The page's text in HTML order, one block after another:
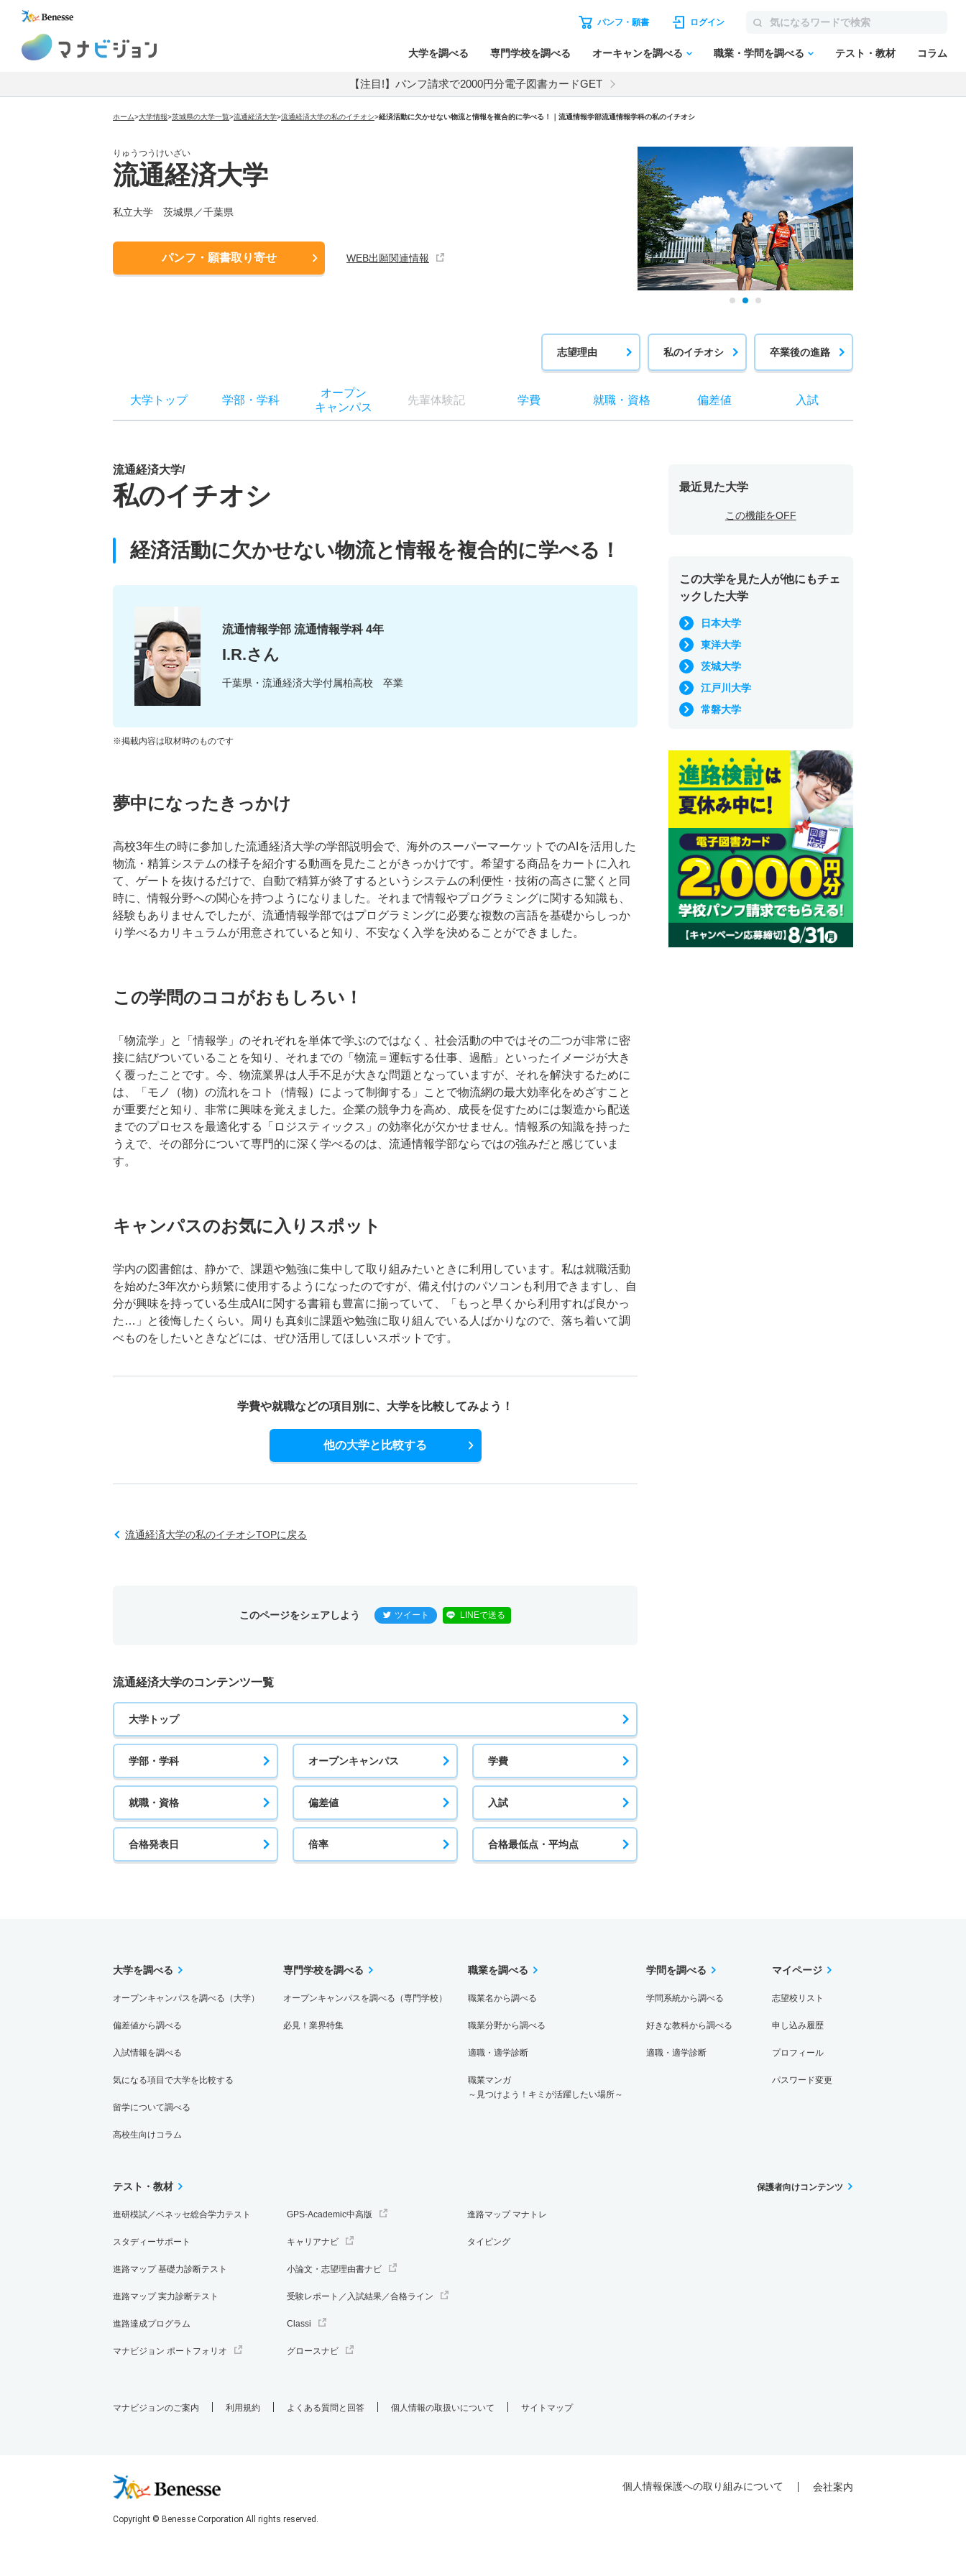
パンフ・願書 ログイン
大学を調べる 専門学校を調べる オーキャンを調べる 職業・学問を調べる テスト・教材 コラム
【注目!】パンフ請求で2000円分電子図書カードGET
ホーム>大学情報>茨城県の大学一覧>流通経済大学>流通経済大学の私のイチオシ>経済活動に欠かせない物流と情報を複合的に学べる！｜流通情報学部流通情報学科の私のイチオシ
りゅうつうけいざい
流通経済大学
私立大学 茨城県／千葉県
パンフ・願書取り寄せ WEB出願関連情報
志望理由 私のイチオシ 卒業後の進路
大学トップ 学部 ・ 学科
オープン
キャンパス
先輩体験記 学費 就職・ 資格 偏差値 入試
流通経済大学/
私のイチオシ
経済活動に欠かせない物流と情報を複合的に学べる！
流通情報学部 流通情報学科 4年
I.R.さん
千葉県・流通経済大学付属柏高校 卒業
※掲載内容は取材時のものです
夢中になったきっかけ
高校3年生の時に参加した流通経済大学の学部説明会で、海外のスーパーマーケットでのAIを活用した
物流・精算システムの様子を紹介する動画を見たことがきっかけです。希望する商品をカートに入れ
て、ゲートを抜けるだけで、自動で精算が終了するというシステムの利便性・技術の高さに驚くと同
時に、情報分野への関心を持つようになりました。それまで情報やプログラミングに関する知識も、
経験もありませんでしたが、流通情報学部ではプログラミングに必要な複数の言語を基礎からしっか
り学べるカリキュラムが用意されていると知り、不安なく入学を決めることができました。
この学問のココがおもしろい！
「物流学」と「情報学」のそれぞれを単体で学ぶのではなく、社会活動の中ではその二つが非常に密
接に結びついていることを知り、それまでの「物流＝運転する仕事、過酷」といったイメージが大き
く覆ったことです。今、物流業界は人手不足が大きな問題となっていますが、それを解決するために
は、「モノ（物）の流れをコト（情報）によって制御する」ことで物流網の最大効率化をめざすこと
が重要だと知り、非常に興味を覚えました。企業の競争力を高め、成長を促すためには製造から配送
までのプロセスを最適化する「ロジスティックス」の効率化が欠かせません。情報系の知識を持った
うえで、その部分について専門的に深く学べるのは、流通情報学部ならではの強みだと感じていま
す。
キャンパスのお気に入りスポット
学内の図書館は、静かで、課題や勉強に集中して取り組みたいときに利用しています。私は就職活動
を始めた3年次から頻繁に使用するようになったのですが、備え付けのパソコンも利用できますし、自
分が興味を持っている生成AIに関する書籍も豊富に揃っていて、「もっと早くから利用すれば良かっ
た…」と後悔したくらい。周りも真剣に課題や勉強に取り組んでいる人ばかりなので、落ち着いて調
べものをしたいときなどには、ぜひ活用してほしいスポットです。
学費や就職などの項目別に、 大学を比較してみよう！
他の大学と比較する
流通経済大学の私のイチオシTOPに戻る
このページをシェアしよう ツイート LINEで送る
流通経済大学のコンテンツ一覧
大学トップ
学部・学科 オープンキャンパス 学費
就職・資格 偏差値 入試
合格発表日 倍率 合格最低点・平均点
最近見た大学
この機能をOFF
この大学を見た人が他にもチェ
ックした大学
日本大学
東洋大学
茨城大学
江戸川大学
常磐大学
大学を調べる
オープンキャンパスを調べる（大学）
偏差値から調べる
入試情報を調べる
気になる項目で大学を比較する
留学について調べる
高校生向けコラム
専門学校を調べる
オープンキャンパスを調べる（専門学校）
必見！業界特集
職業を調べる
職業名から調べる
職業分野から調べる
適職・適学診断
職業マンガ
～見つけよう！キミが活躍したい場所～
学問を調べる
学問系統から調べる
好きな教科から調べる
適職・適学診断
マイページ
志望校リスト
申し込み履歴
プロフィール
パスワード変更
テスト・教材
進研模試／ベネッセ総合学力テスト
スタディーサポート
進路マップ 基礎力診断テスト
進路マップ 実力診断テスト
進路達成プログラム
マナビジョン ポートフォリオ
GPS-Academic中高版
キャリアナビ
小論文・志望理由書ナビ
受験レポート／入試結果／合格ライン
Classi
グロースナビ
進路マップ マナトレ
タイピング
保護者向けコンテンツ
マナビジョンのご案内 利用規約 よくある質問と回答 個人情報の取扱いについて サイトマップ
個人情報保護への取り組みについて 会社案内
Copyright © Benesse Corporation All rights reserved.